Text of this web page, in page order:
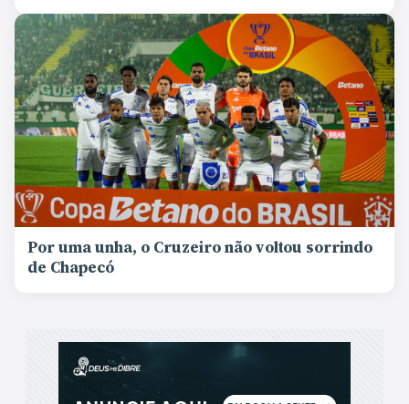
Por uma unha, o Cruzeiro não voltou sorrindo
de Chapecó